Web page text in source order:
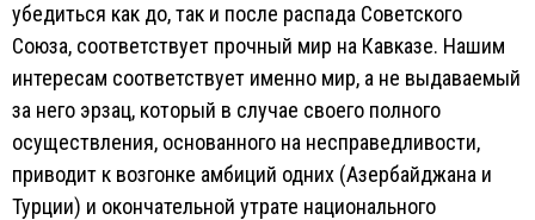
убедиться как до, так и после распада Советского
Союза, соответствует прочный мир на Кавказе. Нашим
интересам соответствует именно мир, а не выдаваемый
за него эрзац, который в случае своего полного
осуществления, основанного на несправедливости,
приводит к возгонке амбиций одних (Азербайджана и
Турции) и окончательной утрате национального